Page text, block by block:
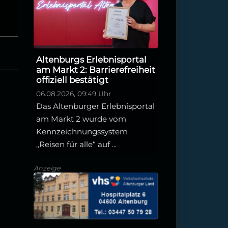
Altenburgs Erlebnisportal
am Markt 2: Barrierefreiheit
offiziell bestätigt
06.08.2026, 09:49 Uhr
Das Altenburger Erlebnisportal
am Markt 2 wurde vom
Kennzeichnungssystem
„Reisen für alle“ auf ...
Anzeige